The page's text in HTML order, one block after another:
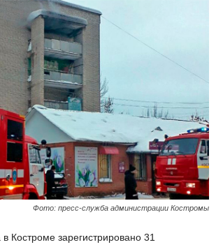
Фото: пресс-служба администрации Костромы
Костроме зарегистрировано 31